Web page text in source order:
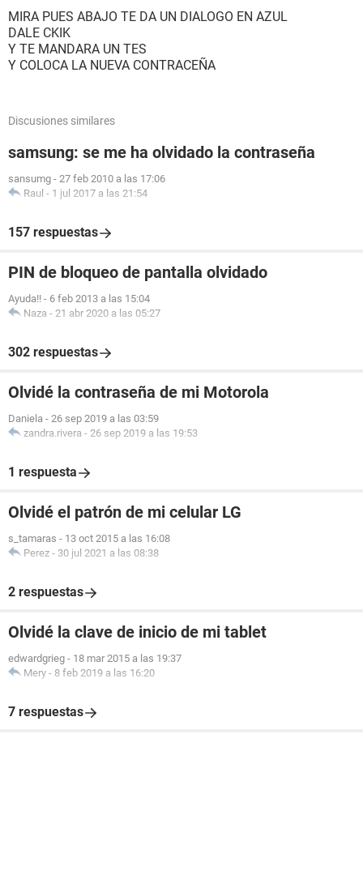
MIRA PUES ABAJO TE DA UN DIALOGO EN AZUL
DALE CKIK
Y TE MANDARA UN TES
Y COLOCA LA NUEVA CONTRACEÑA
Discusiones similares
samsung: se me ha olvidado la contraseña
sansumg - 27 feb 2010 a las 17:06
Raul - 1 jul 2017 a las 21:54
157 respuestas
PIN de bloqueo de pantalla olvidado
Ayuda!! - 6 feb 2013 a las 15:04
Naza - 21 abr 2020 a las 05:27
302 respuestas
Olvidé la contraseña de mi Motorola
Daniela - 26 sep 2019 a las 03:59
zandra.rivera - 26 sep 2019 a las 19:53
1 respuesta
Olvidé el patrón de mi celular LG
s_tamaras - 13 oct 2015 a las 16:08
Perez - 30 jul 2021 a las 08:38
2 respuestas
Olvidé la clave de inicio de mi tablet
edwardgrieg - 18 mar 2015 a las 19:37
Mery - 8 feb 2019 a las 16:20
7 respuestas